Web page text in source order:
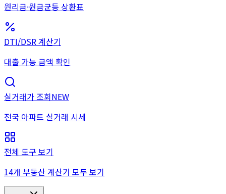
원리금·원금균등 상환표
DTI/DSR 계산기
대출 가능 금액 확인
실거래가 조회NEW
전국 아파트 실거래 시세
전체 도구 보기
14개 부동산 계산기 모두 보기